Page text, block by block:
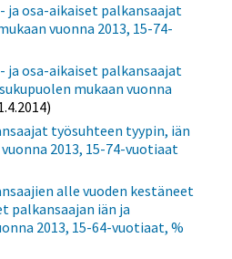
ja osa-aikaiset palkansaajat
vuonna 2013, 15-74-
ja osa-aikaiset palkansaajat
mukaan vuonna
työsuhteen tyypin, iän
2013, 15-74-vuotiaat
alle vuoden kestäneet
palkansaajan iän ja
2013, 15-64-vuotiaat, %